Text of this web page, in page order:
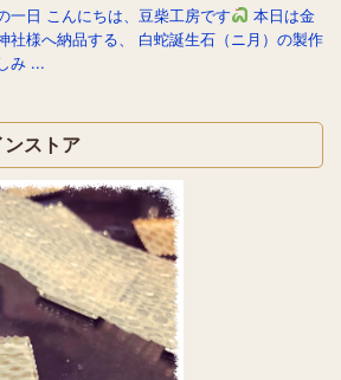
一日 こんにちは、豆柴工房です
本日は金
社様へ納品する、 白蛇誕生石（ニ月）の製作
み ...
ストア